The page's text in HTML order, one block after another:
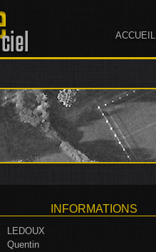
ACCUEIL
INFORMATIONS
LEDOUX
Quentin